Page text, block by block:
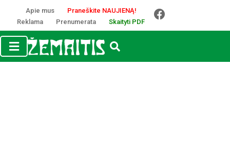
Apie mus
Praneškite NAUJIENĄ!
Reklama
Prenumerata Skaityti PDF